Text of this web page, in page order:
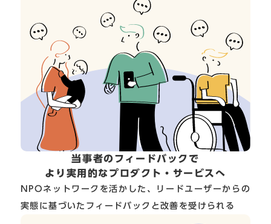
当事者のフィードバックで
より実用的なプロダクト・サービスへ
NPOネットワークを活かした、リードユーザーからの
実態に基づいたフィードバックと改善を受けられる